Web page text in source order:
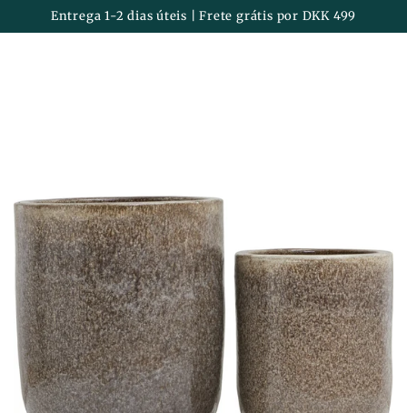
IR PARA O
CONTEÚDO
Entrega 1-2 dias úteis | Frete grátis por DKK 499